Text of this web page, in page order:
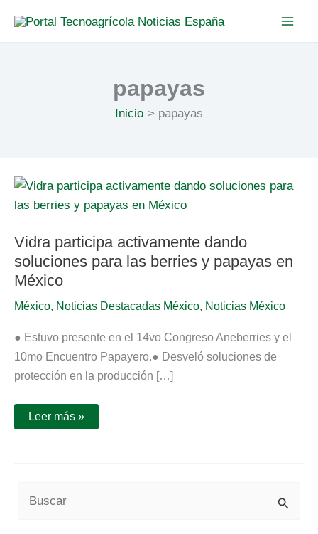
papayas
Inicio papayas
Vidra participa activamente dando
soluciones para las berries y papayas en
México
México, Noticias Destacadas México, Noticias México
● Estuvo presente en el 14vo Congreso Aneberries y el
10mo Encuentro Papayero.● Desveló soluciones de
protección en la producción […]
Vidra
participa
activamente
para
las
berries
y
papayas
México
Leer más »